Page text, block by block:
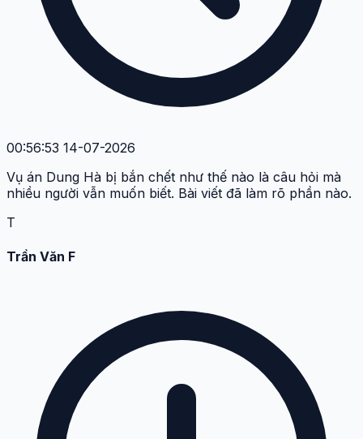
00:56:53 14-07-2026
Vụ án Dung Hà bị bắn chết như thế nào là câu hỏi mà
nhiều người vẫn muốn biết. Bài viết đã làm rõ phần nào.
T
Trần Văn F